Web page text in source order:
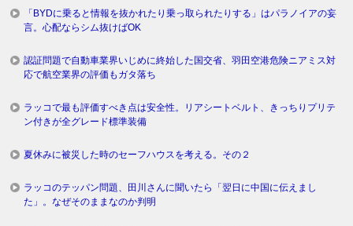
「BYDに乗ると情報を抜かれたり乗っ取られたりする」はパラノイアの妄
言。心配ならシム抜けばOK
認証問題で自動車業界いじめに終始した国交省、羽田空港危険ニアミス対
応で航空業界の評価もガタ落ち
ラッコで最も評価すべき点は安全性。リアシートベルト、きっちりプリテ
ン付きが全グレード標準装備
夏休みに被災した時のセーフハウスを考える。その２
ラッコのテッパン問題、田川さんに聞いたら「翌日に中国に伝えまし
た」。なぜそのままなのか判明